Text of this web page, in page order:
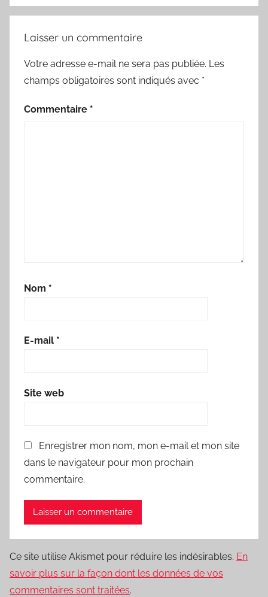
Laisser un commentaire
Votre adresse e-mail ne sera pas publiée. Les
champs obligatoires sont indiqués avec *
Commentaire *
Nom *
E-mail *
Site web
Enregistrer mon nom, mon e-mail et mon site
dans le navigateur pour mon prochain
commentaire.
Ce site utilise Akismet pour réduire les indésirables. En
savoir plus sur la façon dont les données de vos
commentaires sont traitées.